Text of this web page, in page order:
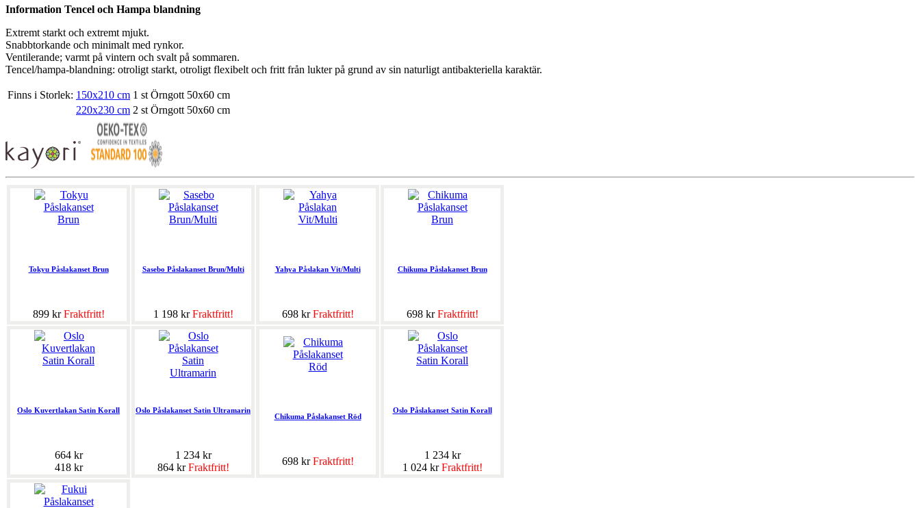
Information Tencel och Hampa blandning
Extremt starkt och extremt mjukt.
Snabbtorkande och minimalt med rynkor.
Ventilerande; varmt på vintern och svalt på sommaren.
Tencel/hampa-blandning: otroligt starkt, otroligt flexibelt och fritt från lukter på grund av sin naturligt antibakteriella karaktär.
Finns i Storlek: 150x210 cm 1 st Örngott 50x60 cm
220x230 cm 2 st Örngott 50x60 cm
Tokyu Påslakanset Brun
899 krFraktfritt!
Sasebo Påslakanset Brun/Multi
1 198 krFraktfritt!
Yahya Påslakan Vit/Multi
698 krFraktfritt!
Chikuma Påslakanset Brun
698 krFraktfritt!
Oslo Kuvertlakan Satin Korall
664 kr
418 kr
Oslo Påslakanset Satin Ultramarin
1 234 kr
864 krFraktfritt!
Chikuma Påslakanset Röd
698 krFraktfritt!
Oslo Påslakanset Satin Korall
1 234 kr
1 024 krFraktfritt!